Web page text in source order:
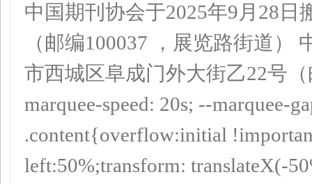
中国期刊协会于2025年9月28
（邮编100037 ，展览路街道）
市西城区阜成门外大街乙22号
marquee-speed: 20s; --marquee-
.content{overflow:initial
left:50%;transform: translateX(-